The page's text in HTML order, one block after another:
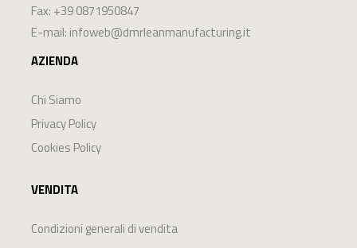
Fax: +39 0871950847
E-mail: infoweb@dmrleanmanufacturing.it
AZIENDA
Chi Siamo
Privacy Policy
Cookies Policy
VENDITA
Condizioni generali di vendita